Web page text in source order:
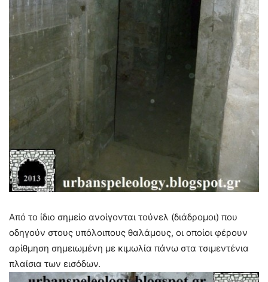
Από το ίδιο σημείο ανοίγονται τούνελ (διάδρομοι) που
οδηγούν στους υπόλοιπους θαλάμους, οι οποίοι φέρουν
αρίθμηση σημειωμένη με κιμωλία πάνω στα τσιμεντένια
πλαίσια των εισόδων.